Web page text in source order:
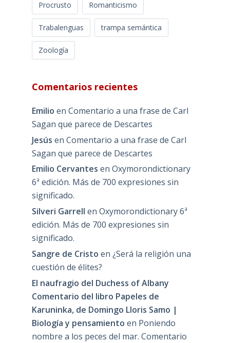
Procrusto Romanticismo
Trabalenguas trampa semántica
Zoología
Comentarios recientes
Emilio en Comentario a una frase de Carl
Sagan que parece de Descartes
Jesús en Comentario a una frase de Carl
Sagan que parece de Descartes
Emilio Cervantes en Oxymorondictionary
6ª edición. Más de 700 expresiones sin
significado.
Silveri Garrell en Oxymorondictionary 6ª
edición. Más de 700 expresiones sin
significado.
Sangre de Cristo en ¿Será la religión una
cuestión de élites?
El naufragio del Duchess of Albany
Comentario del libro Papeles de
Karuninka, de Domingo Lloris Samo |
Biología y pensamiento en Poniendo
nombre a los peces del mar. Comentario